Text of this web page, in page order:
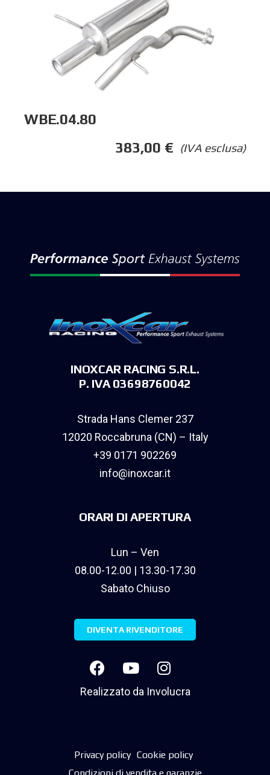
WBE.04.80
(IVA esclusa)
383,00 €
INOXCAR RACING S.R.L.
P. IVA 03698760042
Strada Hans Clemer 237
12020 Roccabruna (CN) – Italy
+39 0171 902269
info@inoxcar.it
ORARI DI APERTURA
Lun – Ven
08.00-12.00 | 13.30-17.30
Sabato Chiuso
DIVENTA RIVENDITORE
Realizzato da Involucra
Privacy policy Cookie policy